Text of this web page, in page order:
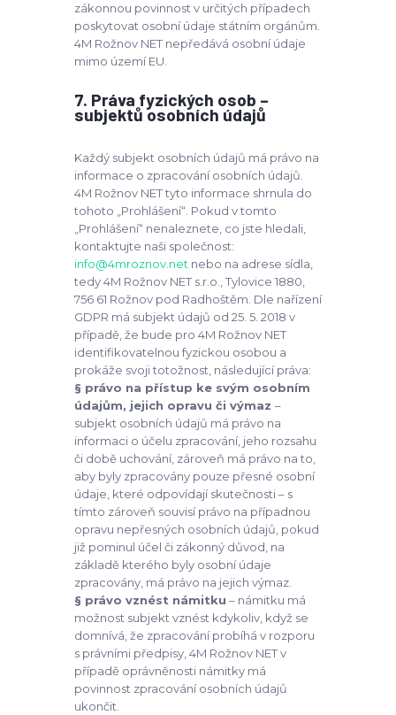
zákonnou povinnost v určitých případech
poskytovat osobní údaje státním orgánům.
4M Rožnov NET nepředává osobní údaje
mimo území EU.
7. Práva fyzických osob –
subjektů osobních údajů
Každý subjekt osobních údajů má právo na
informace o zpracování osobních údajů.
4M Rožnov NET tyto informace shrnula do
tohoto „Prohlášení“. Pokud v tomto
„Prohlášení“ nenaleznete, co jste hledali,
kontaktujte naši společnost:
info@4mroznov.net nebo na adrese sídla,
tedy 4M Rožnov NET s.r.o., Tylovice 1880,
756 61 Rožnov pod Radhoštěm. Dle nařízení
GDPR má subjekt údajů od 25. 5. 2018 v
případě, že bude pro 4M Rožnov NET
identifikovatelnou fyzickou osobou a
prokáže svoji totožnost, následující práva:
§ právo na přístup ke svým osobním
údajům, jejich opravu či výmaz –
subjekt osobních údajů má právo na
informaci o účelu zpracování, jeho rozsahu
či době uchování, zároveň má právo na to,
aby byly zpracovány pouze přesné osobní
údaje, které odpovídají skutečnosti – s
tímto zároveň souvisí právo na případnou
opravu nepřesných osobních údajů, pokud
již pominul účel či zákonný důvod, na
základě kterého byly osobní údaje
zpracovány, má právo na jejich výmaz.
§ právo vznést námitku – námitku má
možnost subjekt vznést kdykoliv, když se
domnívá, že zpracování probíhá v rozporu
s právními předpisy, 4M Rožnov NET v
případě oprávněnosti námitky má
povinnost zpracování osobních údajů
ukončit.